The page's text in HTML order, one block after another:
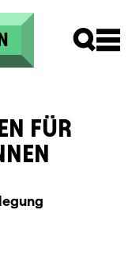
FÜR